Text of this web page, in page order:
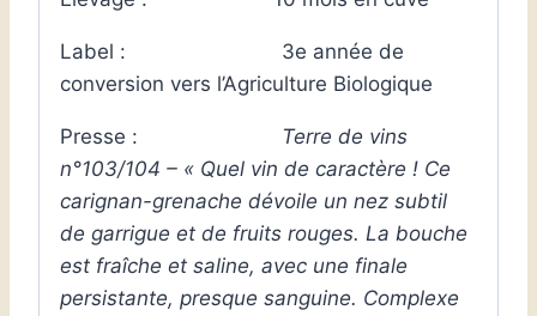
Label : 3e année de
conversion vers l’Agriculture Biologique
Presse : Terre de vins
n°103/104 – « Quel vin de caractère ! Ce
carignan-grenache dévoile un nez subtil
de garrigue et de fruits rouges. La bouche
est fraîche et saline, avec une finale
persistante, presque sanguine. Complexe